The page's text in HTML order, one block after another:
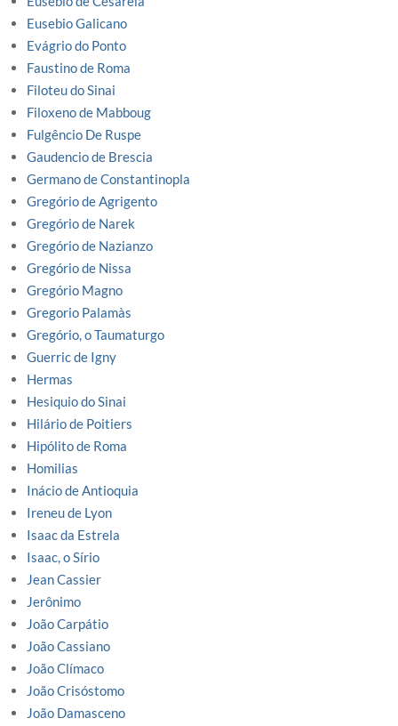
Eusebio Galicano
Evágrio do Ponto
Faustino de Roma
Filoteu do Sinai
Filoxeno de Mabboug
Fulgêncio De Ruspe
Gaudencio de Brescia
Germano de Constantinopla
Gregório de Agrigento
Gregório de Narek
Gregório de Nazianzo
Gregório de Nissa
Gregório Magno
Gregorio Palamàs
Gregório, o Taumaturgo
Guerric de Igny
Hermas
Hesiquio do Sinai
Hilário de Poitiers
Hipólito de Roma
Homilias
Inácio de Antioquia
Ireneu de Lyon
Isaac da Estrela
Isaac, o Sírio
Jean Cassier
Jerônimo
João Carpátio
João Cassiano
João Clímaco
João Crisóstomo
João Damasceno